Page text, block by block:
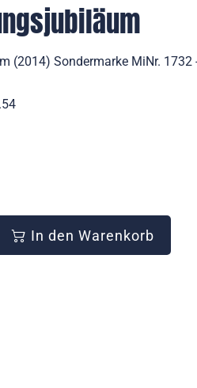
(2014) Sondermarke MiNr.
In den Warenkorb